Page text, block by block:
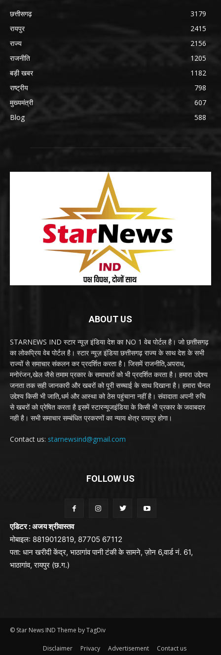
छत्तीसगढ़
3179
रायपुर
2415
राज्य
2156
राजनीति
1205
बड़ी खबर
1182
राष्ट्रीय
798
मुख्यमंत्री
607
Blog
588
ABOUT US
STARNEWS IND स्टार न्यूज़ इंडिया देश का NO 1 वेब पोर्टल है। जो छत्तीसगढ़
का लोकप्रिय वेब पोर्टल है। स्टार न्यूज़ इंडिया छत्तीसगढ़ राज्य के साथ देश के सभी
राज्यों से समाचार संकलन कर प्रदर्शित करता है। जिसमें राजनीति,अपराध,
मनोरंजन,खेल जैसे तमाम प्रकार के समाचारों को भी प्रदर्शित करता है। हमारा उद्देश्य
जनता तक सही जानकारी और खबरों को पूरी सच्चाई के साथ दिखाना है। हमारा चैनल
उद्देश्य किसी भी जाति,धर्म और आस्था को ठेस पहुंचाना नहीं है। संवादाता अपनी रुचि
से खबरों को प्रेषित करता है इसमें स्टारन्यूजइंडिया के किसी भी प्रकार के जवाबदार
नही है। सभी समाचार सम्बंधित प्रकरणों का न्याय क्षेत्र रायपुर होगा।
Contact us: starnewsind@gmail.com
FOLLOW US
एडिटर : अजय श्रीवास्तव
मोबाइल: 8819012819, 87705 67112
पता: धान खरीदी केंद्र, भाठागांव पानी टंकी के सामने, ज़ोन 6,वार्ड नं. 61,
भाठागांव, रायपुर (छ.ग.)
© Star News IND Theme by TagDiv
Disclaimer Privacy Advertisement Contact us